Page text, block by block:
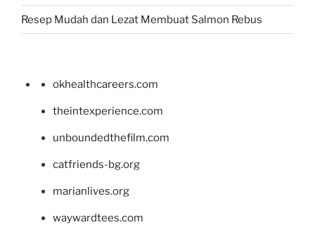
Resep Mudah dan Lezat Membuat Salmon Rebus
okhealthcareers.com
theintexperience.com
unboundedthefilm.com
catfriends-bg.org
marianlives.org
waywardtees.com